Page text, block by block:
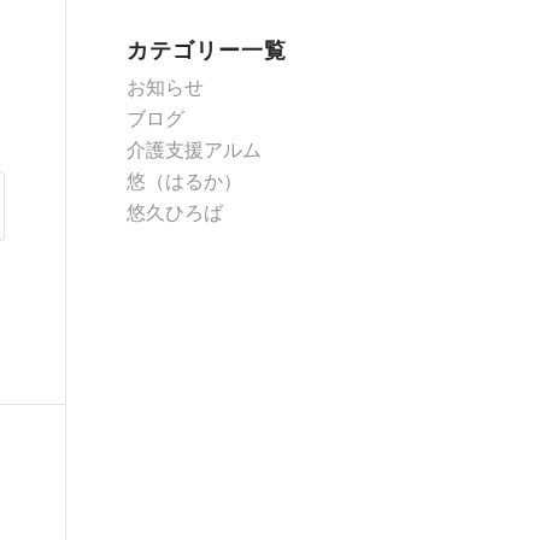
カテゴリー一覧
お知らせ
ブログ
介護支援アルム
悠（はるか）
悠久ひろば